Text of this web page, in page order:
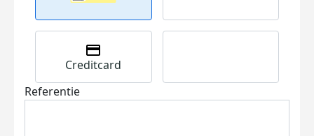
Creditcard
Referentie